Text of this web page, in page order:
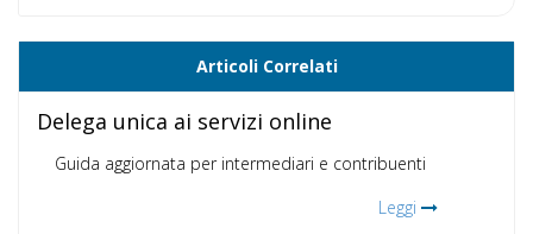
Articoli Correlati
Delega unica ai servizi online
Guida aggiornata per intermediari e contribuenti
Leggi